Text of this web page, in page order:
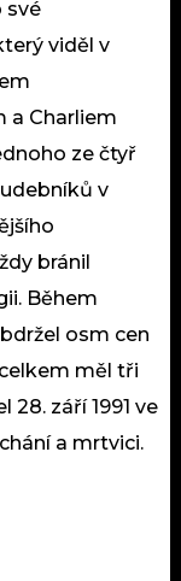
své
viděl v
a Charliem
ze čtyř
v
bránil
Během
osm cen
měl tři
28. září 1991 ve
a mrtvici.